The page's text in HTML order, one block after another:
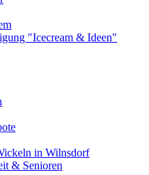
"Icecream & Ideen"
in Wilnsdorf
& Senioren